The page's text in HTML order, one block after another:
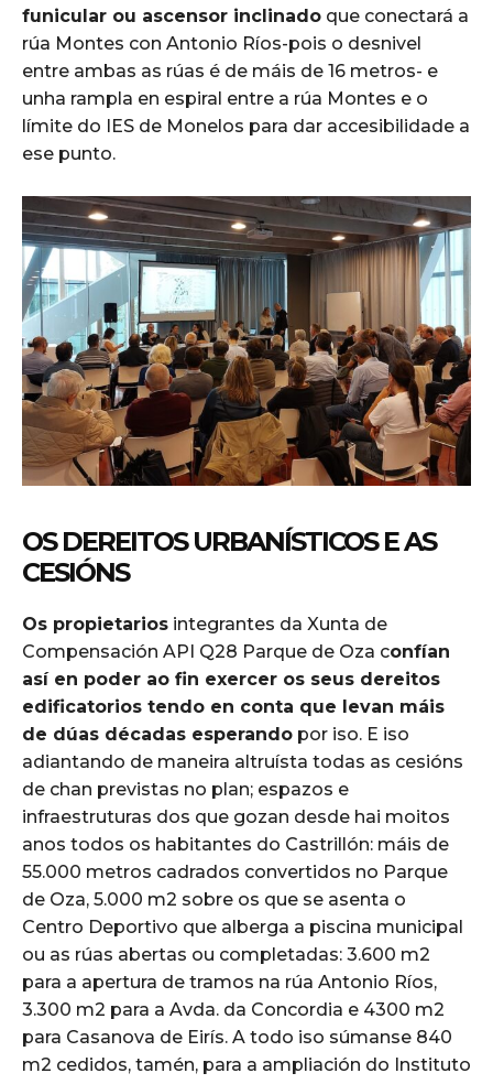
funicular ou ascensor inclinado que conectará a
rúa Montes con Antonio Ríos-pois o desnivel
entre ambas as rúas é de máis de 16 metros- e
unha rampla en espiral entre a rúa Montes e o
límite do IES de Monelos para dar accesibilidade a
ese punto.
OS DEREITOS URBANÍSTICOS E AS
CESIÓNS
Os propietarios integrantes da Xunta de
Compensación API Q28 Parque de Oza confían
así en poder ao fin exercer os seus dereitos
edificatorios tendo en conta que levan máis
de dúas décadas esperando por iso. E iso
adiantando de maneira altruísta todas as cesións
de chan previstas no plan; espazos e
infraestruturas dos que gozan desde hai moitos
anos todos os habitantes do Castrillón: máis de
55.000 metros cadrados convertidos no Parque
de Oza, 5.000 m2 sobre os que se asenta o
Centro Deportivo que alberga a piscina municipal
ou as rúas abertas ou completadas: 3.600 m2
para a apertura de tramos na rúa Antonio Ríos,
3.300 m2 para a Avda. da Concordia e 4300 m2
para Casanova de Eirís. A todo iso súmanse 840
m2 cedidos, tamén, para a ampliación do Instituto